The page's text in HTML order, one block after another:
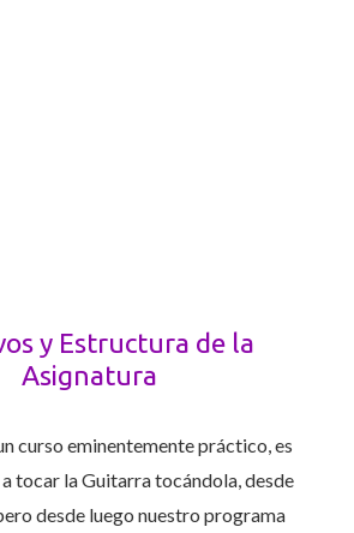
y Estructura de la
Asignatura
curso eminentemente práctico, es
tocar la Guitarra tocándola, desde
desde luego nuestro programa